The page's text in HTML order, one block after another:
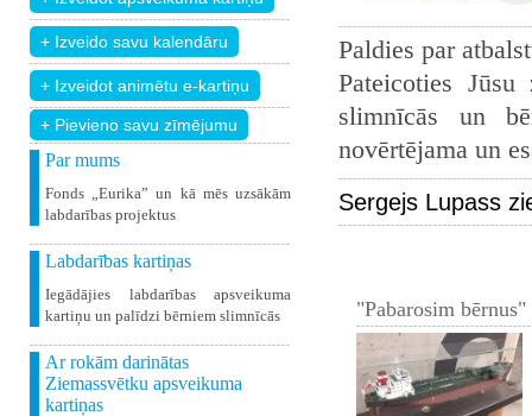
+ Pievieno savu zīmējumu
Par mums
Fonds „Eurika” un kā mēs uzsākām
labdarības projektus
Labdarības kartiņas
Iegādājies labdarības apsveikuma
kartiņu un palīdzi bērniem slimnīcās
Ar rokām darinātas
Ziemassvētku apsveikuma
kartiņas
Paldies par
Pateicoties
slimnīcās un
novērtējama un
Sergejs Lupass
"Pabarosim